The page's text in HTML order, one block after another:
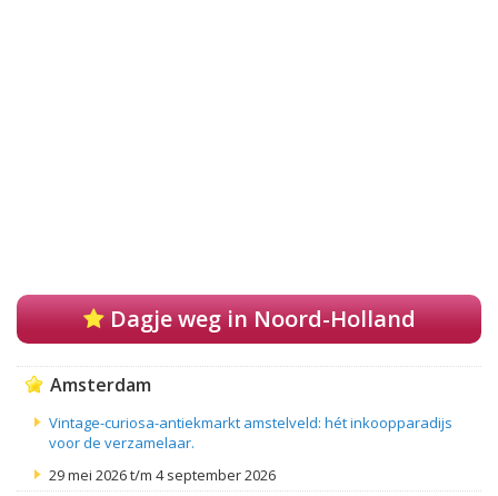
Dagje weg in Noord-Holland
Amsterdam
Vintage-curiosa-antiekmarkt amstelveld: hét inkoopparadijs
voor de verzamelaar.
29 mei 2026 t/m 4 september 2026